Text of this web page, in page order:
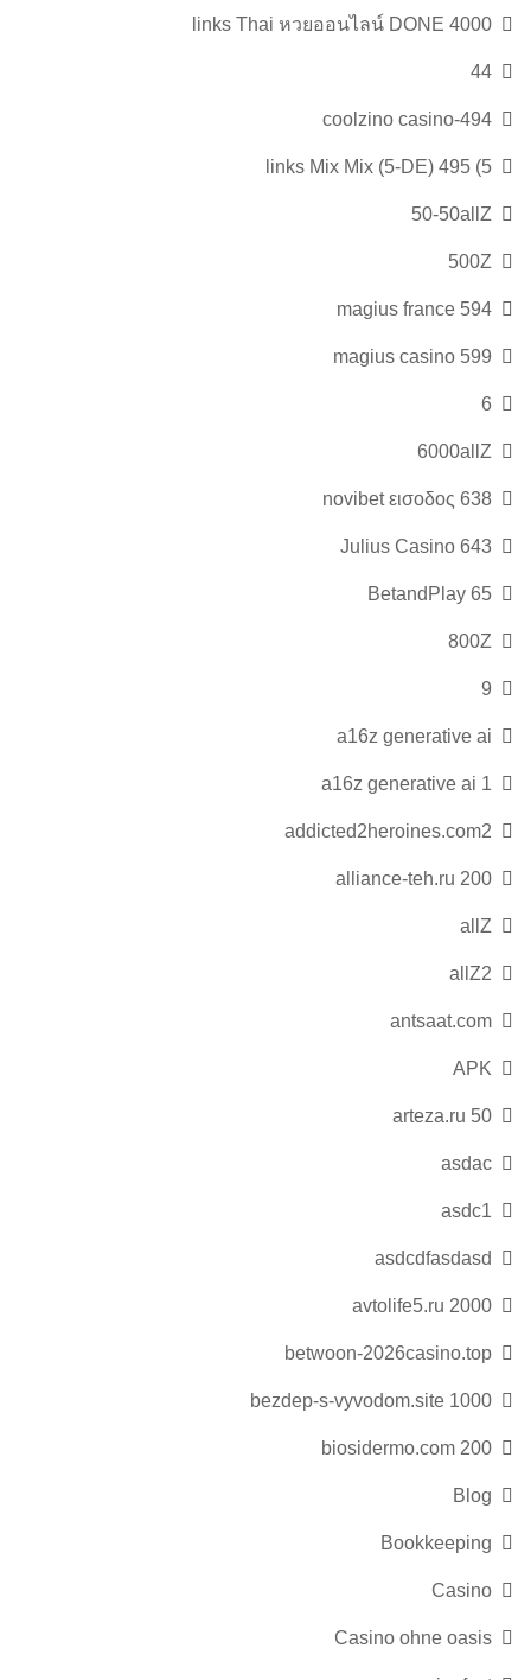
4000 links Thai หวยออนไลน์ DONE
44
494-coolzino casino
5) 495 links Mix Mix (5-DE)
50-50allZ
500Z
594 magius france
599 magius casino
6
6000allZ
638 novibet εισοδος
643 Julius Casino
65 BetandPlay
800Z
9
a16z generative ai
a16z generative ai 1
addicted2heroines.com2
alliance-teh.ru 200
allZ
allZ2
antsaat.com
APK
arteza.ru 50
asdac
asdc1
asdcdfasdasd
avtolife5.ru 2000
betwoon-2026casino.top
bezdep-s-vyvodom.site 1000
biosidermo.com 200
Blog
Bookkeeping
Casino
Casino ohne oasis